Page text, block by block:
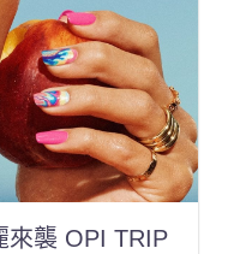
來襲 OPI TRIP